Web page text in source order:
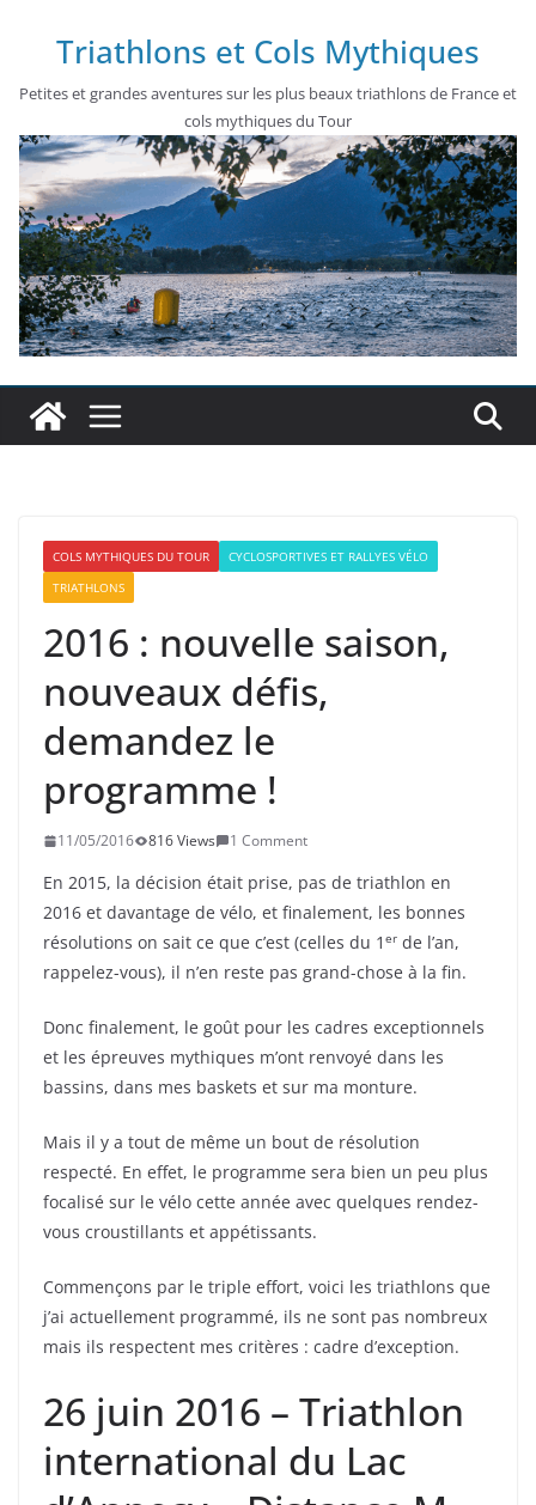
contenu
Triathlons et Cols Mythiques
Petites et grandes aventures sur les plus beaux triathlons de France et
cols mythiques du Tour
COLS MYTHIQUES DU TOUR
CYCLOSPORTIVES ET RALLYES VÉLO
TRIATHLONS
2016 : nouvelle saison,
nouveaux défis,
demandez le
programme !
11/05/2016 816 Views 1 Comment
En 2015, la décision était prise, pas de triathlon en
2016 et davantage de vélo, et finalement, les bonnes
résolutions on sait ce que c’est (celles du 1 er de l’an,
rappelez-vous), il n’en reste pas grand-chose à la fin.
Donc finalement, le goût pour les cadres exceptionnels
et les épreuves mythiques m’ont renvoyé dans les
bassins, dans mes baskets et sur ma monture.
Mais il y a tout de même un bout de résolution
respecté. En effet, le programme sera bien un peu plus
focalisé sur le vélo cette année avec quelques rendez-
vous croustillants et appétissants.
Commençons par le triple effort, voici les triathlons que
j’ai actuellement programmé, ils ne sont pas nombreux
mais ils respectent mes critères : cadre d’exception.
26 juin 2016 – Triathlon
international du Lac